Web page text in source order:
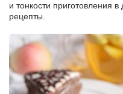
и тонкости приготовления
рецепты.